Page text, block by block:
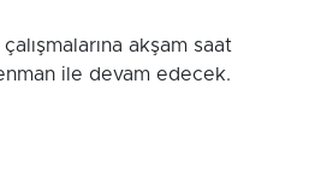
çalışmalarına akşam saat
ile devam edecek.